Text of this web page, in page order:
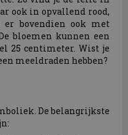
ook in opvallend rood,
er bovendien ook met
bloemen kunnen een
25 centimeter. Wist je
meeldraden hebben?
De belangrijkste